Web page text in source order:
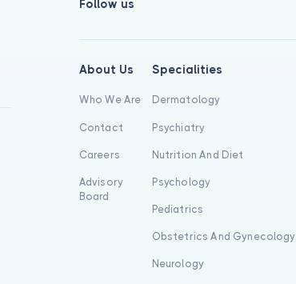
Follow us
About Us
Who We Are
Contact
Careers
Advisory
Board
Specialities
Dermatology
Psychiatry
Nutrition And Diet
Psychology
Pediatrics
Obstetrics And Gynecology
Neurology